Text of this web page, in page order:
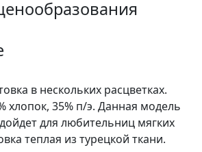
в нескольких расцветках.
хлопок, 35% п/э. Данная модель
для любительниц мягких
теплая из турецкой ткани.